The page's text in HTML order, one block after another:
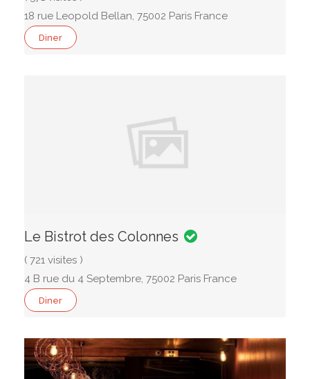
18 rue Leopold Bellan, 75002 Paris France
Diner
Le Bistrot des Colonnes
( 721 visites )
4 B rue du 4 Septembre, 75002 Paris France
Diner